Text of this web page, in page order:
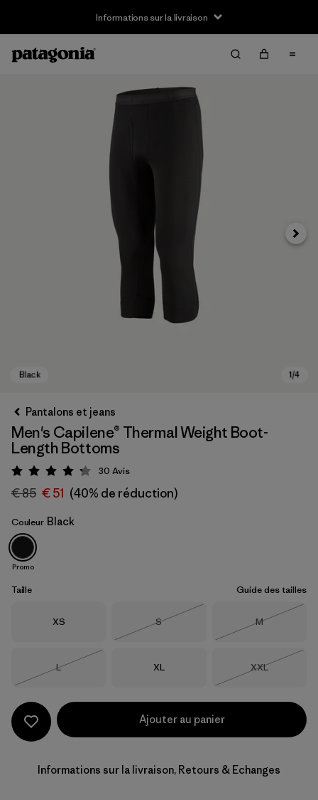
Informations sur la livraison
Black
Pantalons et jeans
Men's Capilene® Thermal Weight Boot-
Length Bottoms
Évaluation: 4.2 / 5
30 Avis
€ 85 € 51 (40% de réduction)
Couleur Black
Promo
Taille Guide des tailles
Taille
XS Taille
S
Taille
M
Taille
L
Taille
XL Taille
XXL
Ajouter au panier
Informations sur la livraison, Retours & Echanges